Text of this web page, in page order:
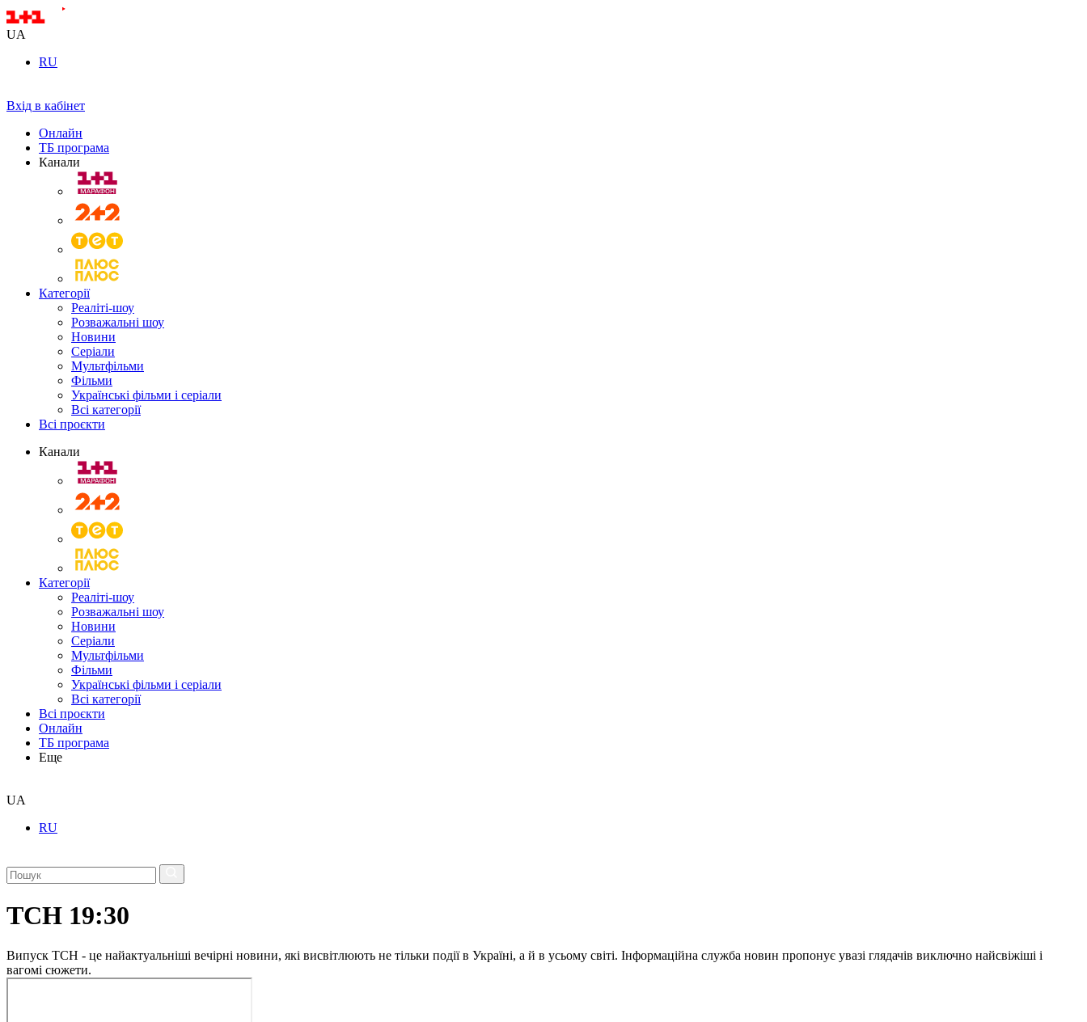
UA
RU
Вхід в кабінет
Онлайн
ТБ програма
Канали
Категорії
Реаліті-шоу
Розважальні шоу
Новини
Серіали
Мультфільми
Фільми
Українські фільми і серіали
Всі категорії
Всі проєкти
Канали
Категорії
Реаліті-шоу
Розважальні шоу
Новини
Серіали
Мультфільми
Фільми
Українські фільми і серіали
Всі категорії
Всі проєкти
Онлайн
ТБ програма
Еще
UA
RU
ТСН 19:30
Випуск ТСН - це найактуальніші вечірні новини, які висвітлюють не тільки події в Україні, а й в усьому світі. Інформаційна служба новин пропонує увазі глядачів виключно найсвіжіші і
вагомі сюжети.